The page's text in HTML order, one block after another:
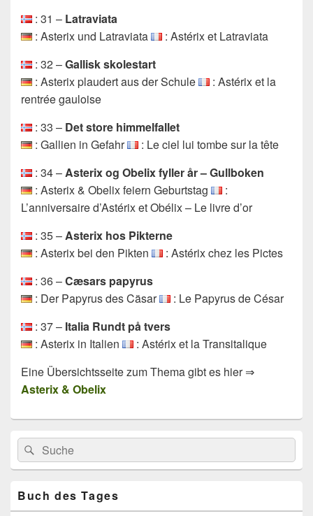
: 31 – Latraviata
: Asterix und Latraviata
: Astérix et Latraviata
: 32 –Gallisk skolestart
: Asterix plaudert aus der Schule
: Astérix et la
rentrée gauloise
: 33 – Det store himmelfallet
: Gallien in Gefahr
: Le ciel lui tombe sur la tête
: 34 –Asterix og Obelix fyller år – Gullboken
: Asterix & Obelix feiern Geburtstag
:
L’anniversaire d’Astérix et Obélix – Le livre d’or
: 35 –Asterix hos Pikterne
: Asterix bei den Pikten
: Astérix chez les Pictes
: 36 –Cæsars papyrus
: Der Papyrus des Cäsar
: Le Papyrus de César
: 37 – Italia Rundt på tvers
: Asterix in Italien
: Astérix et la Transitalique
Eine Übersichtsseite zum Thema gibt es hier ⇒
Asterix & Obelix
Primärer
Seitenleisten
Widget-
Bereich
Search
for:
Suche
Buch des Tages